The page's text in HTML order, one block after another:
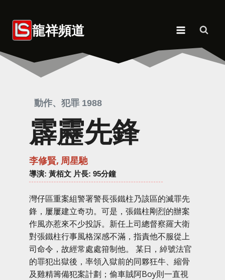
content 龍祥頻道
動作、犯罪 1988
霹靂先鋒
李修賢, 周星馳
導演: 黃栢文 片長: 95分鐘
灣仔區重案組警署警長張鐵柱乃該區的滅罪先
鋒，屢屢建立奇功。可是，張鐵柱剛烈的辦案
作風亦惹來不少投訴。新任上司總督察羅大衛
對張鐵柱行事風格深感不滿，指責他不服從上
司命令，故經常處處箝制他。 某日，綽號法官
的罪犯出獄後，率領入獄前的同夥狂牛、縮骨
及雞精籌備犯案計劃；偷車賊阿Boy則一直視